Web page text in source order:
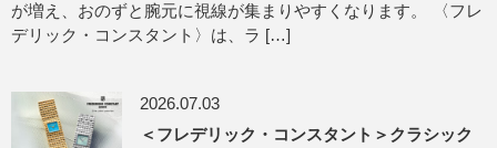
が増え、おのずと腕元に視線が集まりやすくなります。 〈フレ
デリック・コンスタント〉は、ラ […]
2026.07.03
＜フレデリック・コンスタント＞クラシック